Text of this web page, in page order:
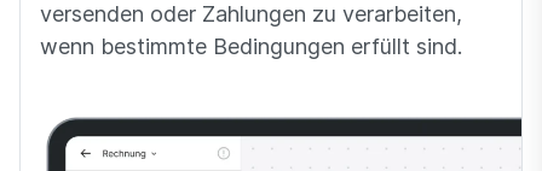
versenden oder Zahlungen zu verarbeiten,
wenn bestimmte Bedingungen erfüllt sind.